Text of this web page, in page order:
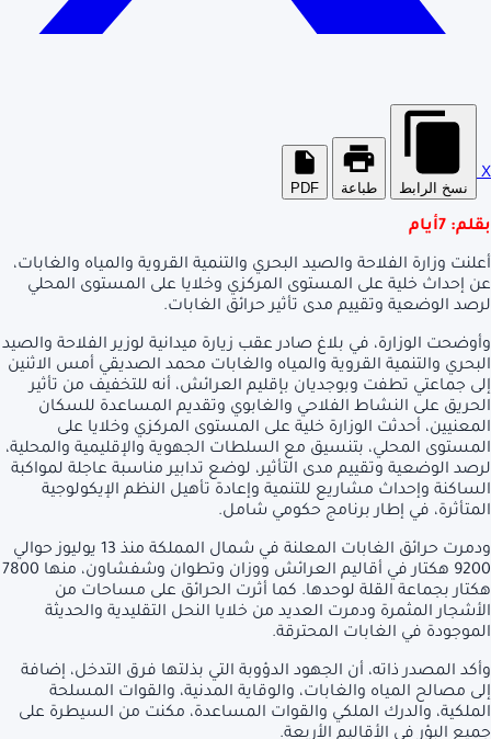
X
نسخ الرابط طباعة PDF
بقلم: 7أيام
أعلنت وزارة الفلاحة والصيد البحري والتنمية القروية والمياه والغابات،
عن إحداث خلية على المستوى المركزي وخلايا على المستوى المحلي
لرصد الوضعية وتقييم مدى تأثير حرائق الغابات.
وأوضحت الوزارة، في بلاغ صادر عقب زيارة ميدانية لوزير الفلاحة والصيد
البحري والتنمية القروية والمياه والغابات محمد الصديقي أمس الاثنين
إلى جماعتي تطفت وبوجديان بإقليم العرائش، أنه للتخفيف من تأثير
الحريق على النشاط الفلاحي والغابوي وتقديم المساعدة للسكان
المعنيين، أحدثت الوزارة خلية على المستوى المركزي وخلايا على
المستوى المحلي، بتنسيق مع السلطات الجهوية والإقليمية والمحلية،
لرصد الوضعية وتقييم مدى التأثير، لوضع تدابير مناسبة عاجلة لمواكبة
الساكنة وإحداث مشاريع للتنمية وإعادة تأهيل النظم الإيكولوجية
المتأثرة، في إطار برنامج حكومي شامل.
ودمرت حرائق الغابات المعلنة في شمال المملكة منذ 13 يوليوز حوالي
9200 هكتار في أقاليم العرائش ووزان وتطوان وشفشاون، منها 7800
هكتار بجماعة القلة لوحدها. كما أثرت الحرائق على مساحات من
الأشجار المثمرة ودمرت العديد من خلايا النحل التقليدية والحديثة
الموجودة في الغابات المحترقة.
وأكد المصدر ذاته، أن الجهود الدؤوبة التي بذلتها فرق التدخل، إضافة
إلى مصالح المياه والغابات، والوقاية المدنية، والقوات المسلحة
الملكية، والدرك الملكي والقوات المساعدة، مكنت من السيطرة على
جميع البؤر في الأقاليم الأربعة.